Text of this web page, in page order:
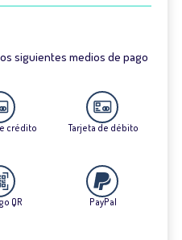
siguientes medios de pago
crédito Tarjeta de débito
QR PayPal